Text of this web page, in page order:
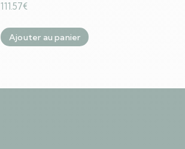
111.57€
Ajouter au panier